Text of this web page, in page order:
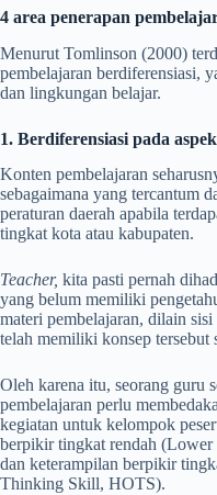
4 area penerapan
Menurut Tomlinson (2000)
pembelajaran berdiferensiasi,
dan lingkungan belajar.
1. Berdiferensiasi pada
Konten pembelajaran
sebagaimana yang tercantum
peraturan daerah apabila
tingkat kota atau kabupaten.
Teacher, kita pasti pernah
yang belum memiliki
materi pembelajaran, dilain
telah memiliki konsep tersebut
Oleh karena itu, seorang guru
pembelajaran perlu
kegiatan untuk kelompok
berpikir tingkat rendah
dan keterampilan berpikir
Thinking Skill, HOTS).